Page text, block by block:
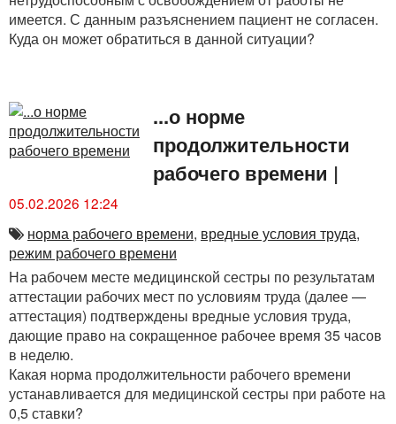
имеется. С данным разъяснением пациент не согласен.
Куда он может обратиться в данной ситуации?
...о норме
продолжительности
рабочего времени |
05.02.2026 12:24
норма рабочего времени, вредные условия труда,
режим рабочего времени
На рабочем месте медицинской сестры по результатам
аттестации рабочих мест по условиям труда (далее —
аттестация) подтверждены вредные условия труда,
дающие право на сокращенное рабочее время 35 часов
в неделю.
Какая норма продолжительности рабочего времени
устанавливается для медицинской сестры при работе на
0,5 ставки?